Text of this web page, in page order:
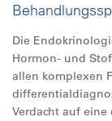
Die
Hormon- und
allen komplexen
Verdacht auf